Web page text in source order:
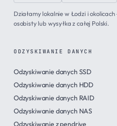
Działamy lokalnie w Łodzi i
osobisty lub wysyłka z całej Polski.
ODZYSKIWANIE DANYCH
Odzyskiwanie danych SSD
Odzyskiwanie danych HDD
Odzyskiwanie danych RAID
Odzyskiwanie danych NAS
Odzyskiwanie z pendrive